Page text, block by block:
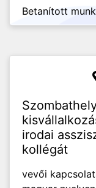
Betanított
irodai
kollégát
vevői